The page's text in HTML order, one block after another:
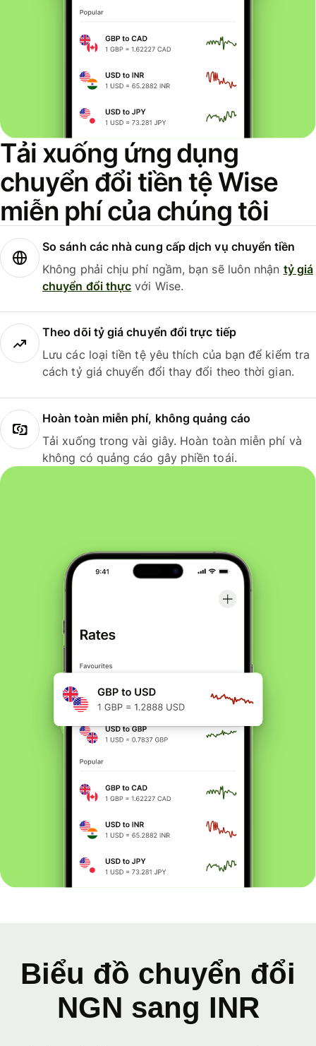
Tải xuống ứng dụng
chuyển đổi tiền tệ Wise
miễn phí của chúng tôi
So sánh các nhà cung cấp dịch vụ chuyển tiền
Không phải chịu phí ngầm, bạn sẽ luôn nhận tỷ giá
chuyển đổi thực với Wise.
Theo dõi tỷ giá chuyển đổi trực tiếp
Lưu các loại tiền tệ yêu thích của bạn để kiểm tra
cách tỷ giá chuyển đổi thay đổi theo thời gian.
Hoàn toàn miễn phí, không quảng cáo
Tải xuống trong vài giây. Hoàn toàn miễn phí và
không có quảng cáo gây phiền toái.
Biểu đồ chuyển đổi
NGN sang INR